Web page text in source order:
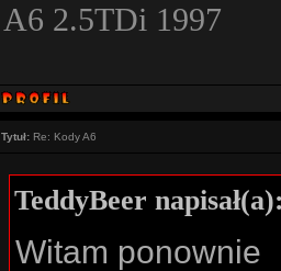
A6 2.5TDi 1997
Tytuł: Re: Kody A6
TeddyBeer
Witam ponownie